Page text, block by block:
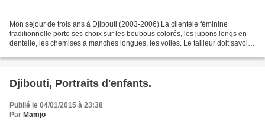
Mon séjour de trois ans à Djibouti (2003-2006) La clientèle féminine
traditionnelle porte ses choix sur les boubous colorés, les jupons longs en
dentelle, les chemises à manches longues, les voiles. Le tailleur doit savoir
Djibouti, Portraits d'enfants.
Publié le 04/01/2015 à 23:38
Par Mamjo